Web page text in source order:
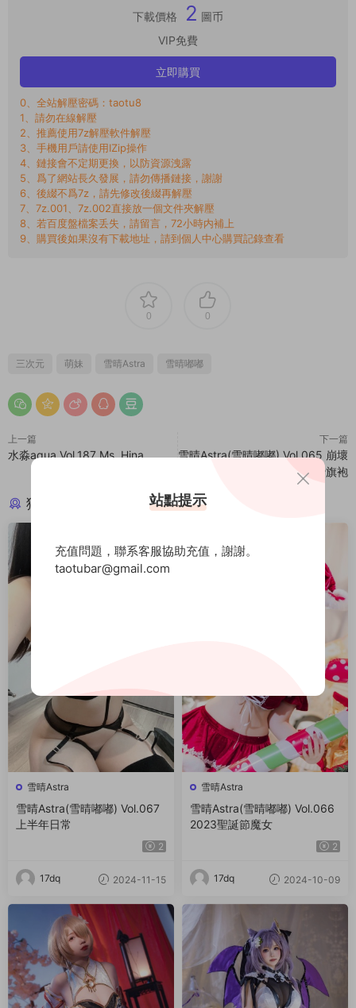
下載價格 2 圖币
VIP免費
立即購買
0、全站解壓密碼：taotu8
1、請勿在線解壓
2、推薦使用7z解壓軟件解壓
3、手機用戶請使用IZip操作
4、鏈接會不定期更換，以防資源洩露
5、爲了網站長久發展，請勿傳播鏈接，謝謝
6、後綴不爲7z，請先修改後綴再解壓
7、7z.001、7z.002直接放一個文件夾解壓
8、若百度盤檔案丢失，請留言，72小時内補上
9、購買後如果沒有下載地址，請到個人中心購買記錄查看
0 0
三次元 萌妹 雪晴Astra 雪晴嘟嘟
上一篇
水淼aqua Vol.187 Ms. Hina
下一篇
雪晴Astra(雪晴嘟嘟) Vol.065 崩壞
3 麗塔·浣溪沙旗袍
猜你喜歡
雪晴Astra
雪晴Astra(雪晴嘟嘟) Vol.067
上半年日常
2
17dq 2024-11-15
雪晴Astra
雪晴Astra(雪晴嘟嘟) Vol.066
2023聖誕節魔女
2
17dq 2024-10-09
站點提示
充值問題，聯系客服協助充值，謝謝。
taotubar@gmail.com